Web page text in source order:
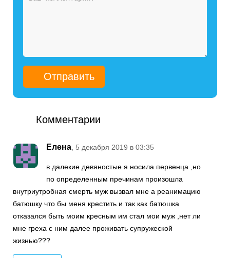
Комментарии
Елена , 5 декабря 2019 в 03:35
в далекие девяностые я носила первенца ,но
по определенным пречинам произошла
внутриутробная смерть муж вызвал мне а реанимацию
батюшку что бы меня крестить и так как батюшка
отказался быть моим кресным им стал мои муж ,нет ли
мне греха с ним далее проживать супружеской
жизнью???